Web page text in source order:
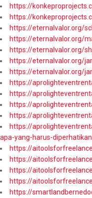
https://
https://
https://eternalvalor.org/
https://eternalvalor.org/
https://eternalvalor.org/
https://eternalvalor.org/
https://eternalvalor.org/
https://
https://
https://
https://
https://
apa-yang-harus-
https://
https://
https://
https://
https://